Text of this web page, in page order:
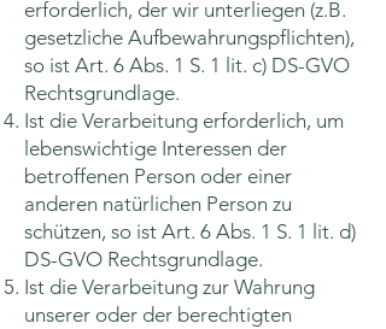
erforderlich, der wir unterliegen (z.B.
gesetzliche Aufbewahrungspflichten),
so ist Art. 6 Abs. 1 S. 1 lit. c) DS-GVO
Rechtsgrundlage.
Ist die Verarbeitung erforderlich, um
lebenswichtige Interessen der
betroffenen Person oder einer
anderen natürlichen Person zu
schützen, so ist Art. 6 Abs. 1 S. 1 lit. d)
DS-GVO Rechtsgrundlage.
Ist die Verarbeitung zur Wahrung
unserer oder der berechtigten